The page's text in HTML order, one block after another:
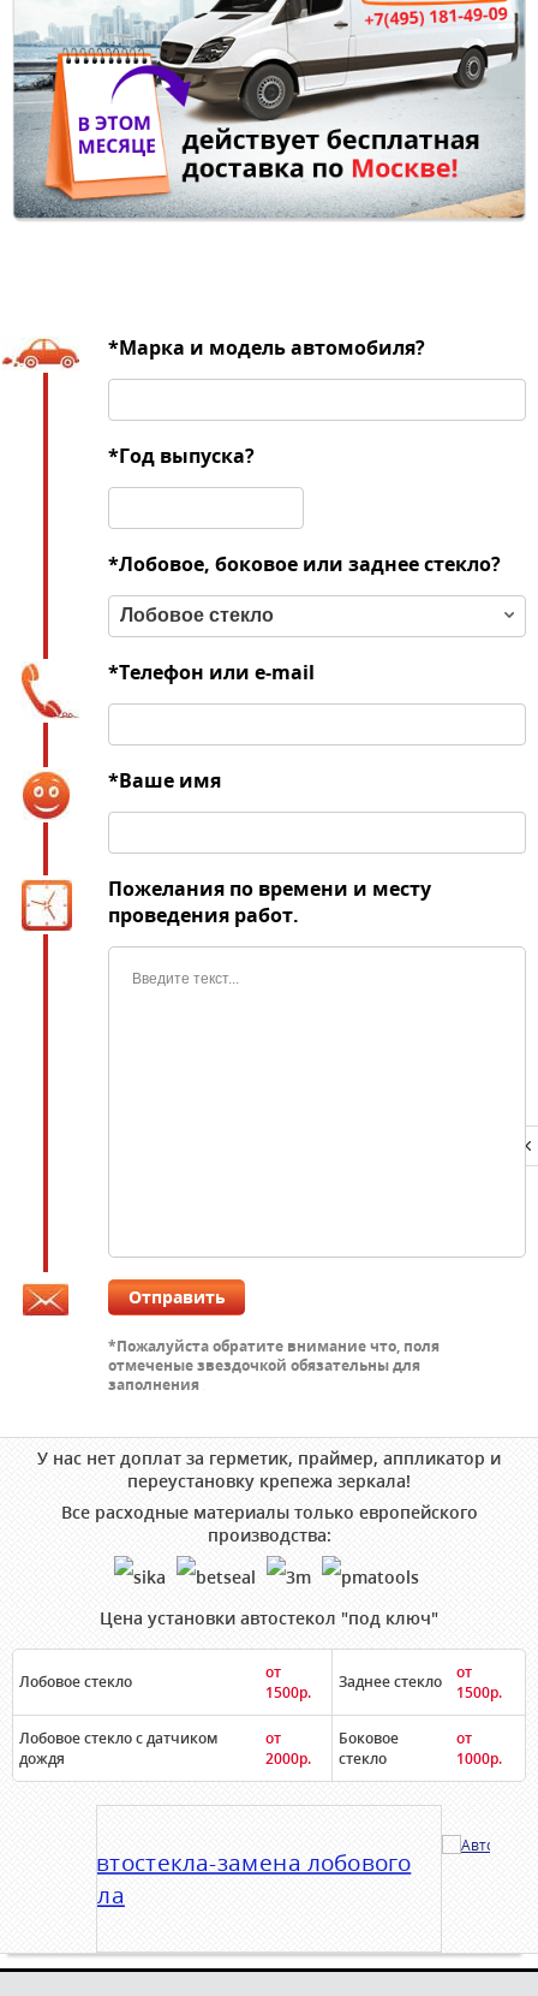
*Марка и модель автомобиля?
*Год выпуска?
*Лобовое, боковое или заднее стекло?
Лобовое стекло
*Телефон или e-mail
*Ваше имя
Пожелания по времени и месту
проведения работ.
Отправить
*Пожалуйста обратите внимание что, поля
отмеченые звездочкой обязательны для
заполнения
У нас нет доплат за герметик, праймер, аппликатор и
переустановку крепежа зеркала!
Все расходные материалы только европейского
производства:
Цена установки автостекол "под ключ"
Лобовое стекло
от
1500р.
Заднее стекло
от
1500р.
Лобовое стекло с датчиком
дождя
от
2000р.
Боковое
стекло
от
1000р.